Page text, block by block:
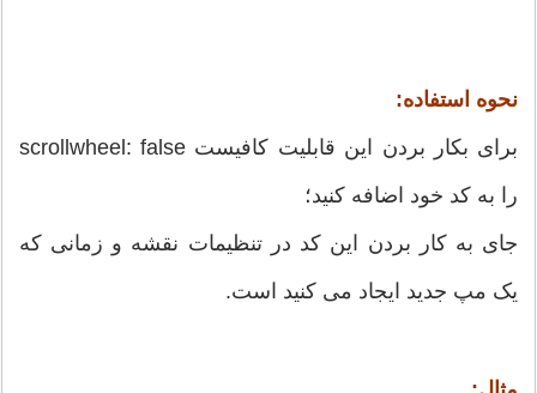
نحوه استفاده:
برای بکار بردن این قابلیت کافیست scrollwheel: false
را به کد خود اضافه کنید؛
جای به کار بردن این کد در تنظیمات نقشه و زمانی که
یک مپ جدید ایجاد می کنید است.